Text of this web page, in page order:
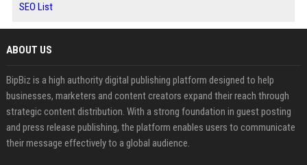
SEO List
ABOUT US
BipBiz is a high authority digital publishing platform designed to help
businesses, marketers and content creators expand their reach through
strategic content distribution. With a strong foundation in guest posting
and press release publishing, the platform enables users to communicate
their message effectively to a global audience.